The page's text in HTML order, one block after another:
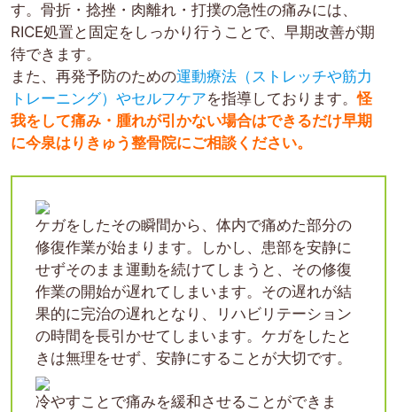
す。骨折・捻挫・肉離れ・打撲の急性の痛みには、
RICE処置と固定をしっかり行うことで、早期改善が期
待できます。
また、再発予防のための運動療法（ストレッチや筋力
トレーニング）やセルフケアを指導しております。怪
我をして痛み・腫れが引かない場合はできるだけ早期
に今泉はりきゅう整骨院にご相談ください。
ケガをしたその瞬間から、体内で痛めた部分の
修復作業が始まります。しかし、患部を安静に
せずそのまま運動を続けてしまうと、その修復
作業の開始が遅れてしまいます。その遅れが結
果的に完治の遅れとなり、リハビリテーション
の時間を長引かせてしまいます。ケガをしたと
きは無理をせず、安静にすることが大切です。
冷やすことで痛みを緩和させることができま